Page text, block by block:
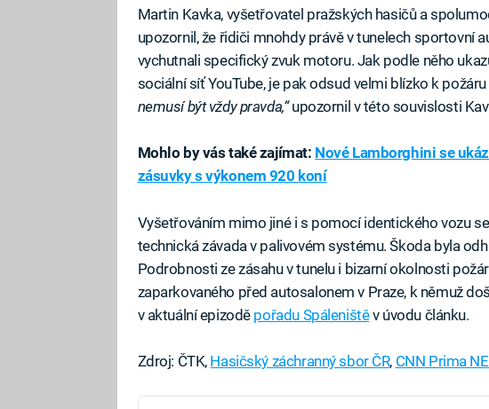
Martin Kavka, vyšetřovatel pražských hasičů a
upozornil, že řidiči mnohdy právě v tunelech sportovní
vychutnali specifický zvuk motoru. Jak podle něho
sociální síť YouTube, je pak odsud velmi blízko k
nemusí být vždy pravda,“upozornil v této souvislosti
Mohlo by vás také zajímat: Nové Lamborghini se
zásuvky s výkonem 920 koní
Vyšetřováním mimo jiné i s pomocí identického vozu
technická závada v palivovém systému. Škoda byla
Podrobnosti ze zásahu v tunelu i bizarní okolnosti
zaparkovaného před autosalonem v Praze, k němuž
v aktuální epizodě pořadu Spáleništěv úvodu článku.
Zdroj: ČTK, Hasičský záchranný sbor ČR, CNN Prima